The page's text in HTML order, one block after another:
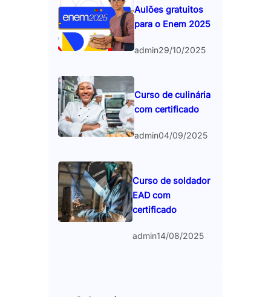
Aulões gratuitos
para o Enem 2025
admin29/10/2025
Curso de culinária
com certificado
admin04/09/2025
Curso de soldador
EAD com
certificado
admin14/08/2025